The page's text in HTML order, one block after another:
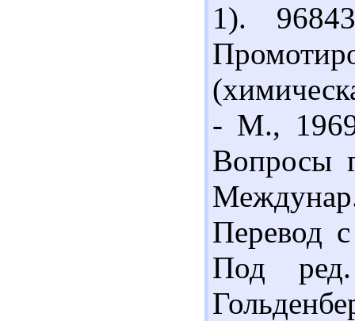
1).
- М.,
Вопросы
Перевод
Под